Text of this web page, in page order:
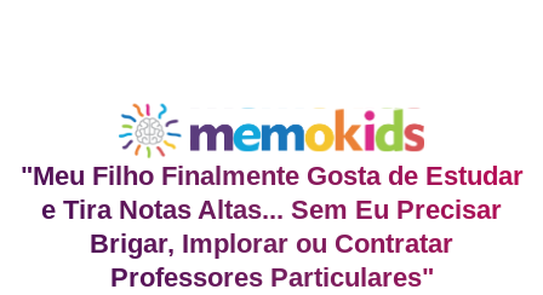
"Meu Filho Finalmente Gosta de Estudar
e Tira Notas Altas... Sem Eu Precisar
Brigar, Implorar ou Contratar
Professores Particulares"